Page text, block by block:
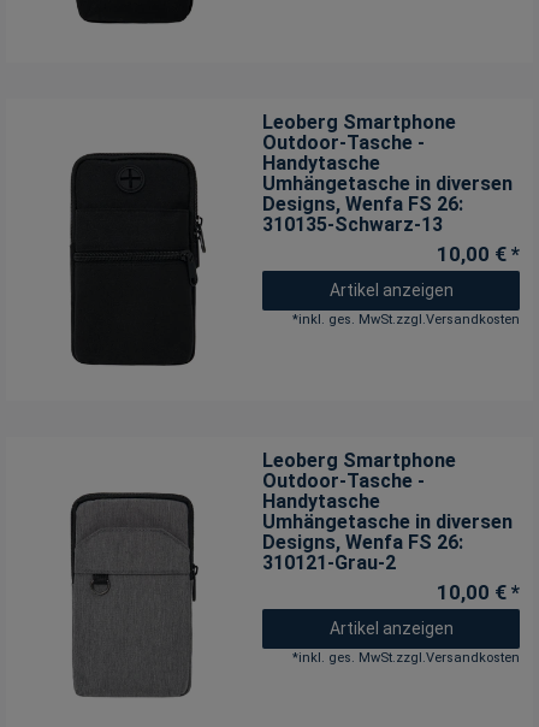
Leoberg Smartphone
Outdoor-Tasche -
Handytasche
Umhängetasche in diversen
Designs, Wenfa FS 26:
310135-Schwarz-13
10,00 € *
Artikel anzeigen
*inkl. ges. MwSt.zzgl.Versandkosten
Leoberg Smartphone
Outdoor-Tasche -
Handytasche
Umhängetasche in diversen
Designs, Wenfa FS 26:
310121-Grau-2
10,00 € *
Artikel anzeigen
*inkl. ges. MwSt.zzgl.Versandkosten